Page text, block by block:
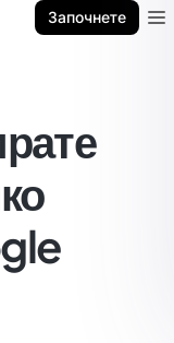
Започнете